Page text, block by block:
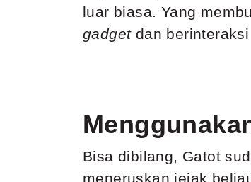
luar biasa. Yang
gadget dan
Bisa dibilang, Gatot
meneruskan jejak